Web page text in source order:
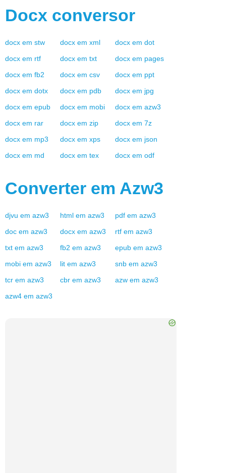
Docx conversor
docx em stw docx em xml docx em dot
docx em rtf docx em txt docx em pages
docx em fb2 docx em csv docx em ppt
docx em dotx docx em pdb docx em jpg
docx em epub docx em mobi docx em azw3
docx em rar docx em zip docx em 7z
docx em mp3 docx em xps docx em json
docx em md docx em tex docx em odf
Converter em Azw3
djvu em azw3 html em azw3 pdf em azw3
doc em azw3 docx em azw3 rtf em azw3
txt em azw3 fb2 em azw3 epub em azw3
mobi em azw3 lit em azw3 snb em azw3
tcr em azw3 cbr em azw3 azw em azw3
azw4 em azw3